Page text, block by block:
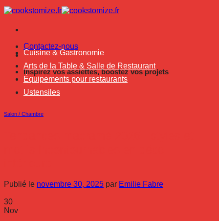
Passer
au
Contactez-nous
Inspirez vos assiettes, boostez vos projets
Cuisine & Gastronomie
Arts de la Table & Salle de Restaurant
Équipements pour restaurants
Ustensiles
Salon / Chambre
Publié le novembre 30, 2025 par Emilie Fabre
30
Nov